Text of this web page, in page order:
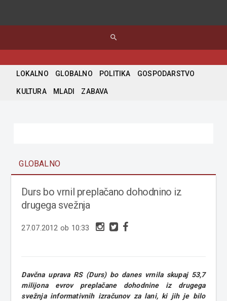
search
LOKALNO GLOBALNO POLITIKA GOSPODARSTVO
KULTURA MLADI ZABAVA
GLOBALNO
Durs bo vrnil preplačano dohodnino iz
drugega svežnja
27.07.2012 ob 10:33
Davčna uprava RS (Durs) bo danes vrnila skupaj 53,7
milijona evrov preplačane dohodnine iz drugega
svežnja informativnih izračunov za lani, ki jih je bilo